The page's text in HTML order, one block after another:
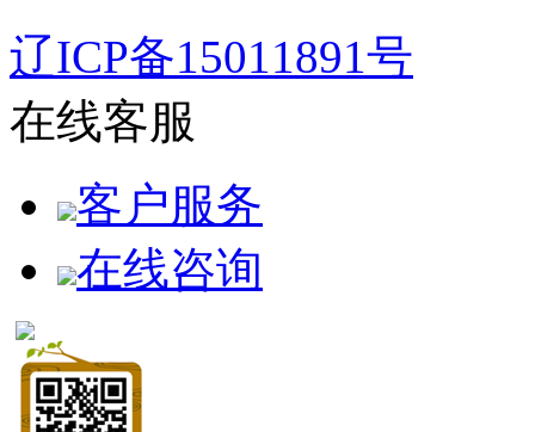
辽ICP备15011891号
在线客服
客户服务
在线咨询